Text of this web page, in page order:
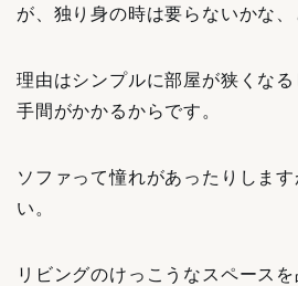
が、独り身の時は要らないかな、
理由はシンプルに部屋が狭くな
手間がかかるからです。
ソファって憧れがあったりしま
い。
リビングのけっこうなスペース